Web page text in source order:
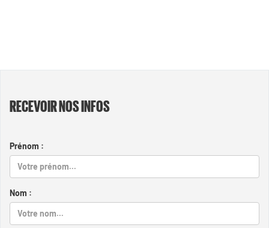
RECEVOIR NOS INFOS
Prénom :
Nom :